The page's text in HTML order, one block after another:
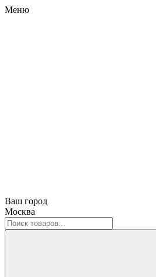
Меню
Ваш город
Москва